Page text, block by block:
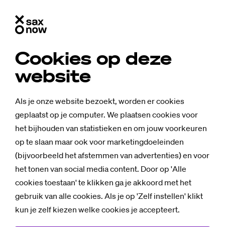
Cookies op deze
website
Als je onze website bezoekt, worden er cookies
geplaatst op je computer. We plaatsen cookies voor
het bijhouden van statistieken en om jouw voorkeuren
op te slaan maar ook voor marketingdoeleinden
(bijvoorbeeld het afstemmen van advertenties) en voor
het tonen van social media content. Door op 'Alle
cookies toestaan' te klikken ga je akkoord met het
gebruik van alle cookies. Als je op 'Zelf instellen' klikt
kun je zelf kiezen welke cookies je accepteert.